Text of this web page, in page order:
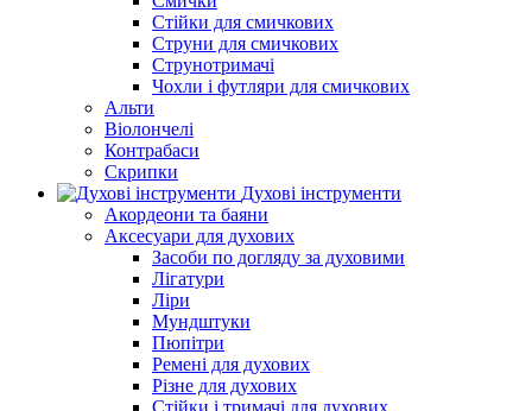
Стійки для смичкових
Струни для смичкових
Струнотримачі
Чохли і футляри для смичкових
Альти
Віолончелі
Контрабаси
Скрипки
Духові інструменти
Акордеони та баяни
Аксесуари для духових
Засоби по догляду за духовими
Лігатури
Ліри
Мундштуки
Пюпітри
Ремені для духових
Різне для духових
Стійки і тримачі для духових